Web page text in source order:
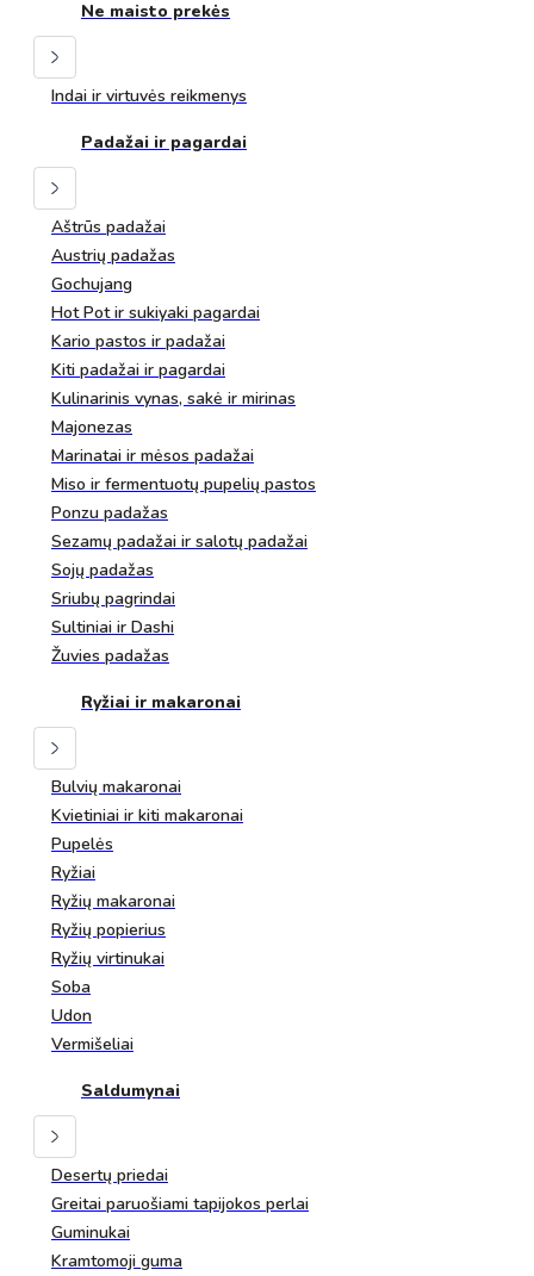
Ne maisto prekės
Indai ir virtuvės reikmenys
Padažai ir pagardai
Aštrūs padažai
Austrių padažas
Gochujang
Hot Pot ir sukiyaki pagardai
Kario pastos ir padažai
Kiti padažai ir pagardai
Kulinarinis vynas, sakė ir mirinas
Majonezas
Marinatai ir mėsos padažai
Miso ir fermentuotų pupelių pastos
Ponzu padažas
Sezamų padažai ir salotų padažai
Sojų padažas
Sriubų pagrindai
Sultiniai ir Dashi
Žuvies padažas
Ryžiai ir makaronai
Bulvių makaronai
Kvietiniai ir kiti makaronai
Pupelės
Ryžiai
Ryžių makaronai
Ryžių popierius
Ryžių virtinukai
Soba
Udon
Vermišeliai
Saldumynai
Desertų priedai
Greitai paruošiami tapijokos perlai
Guminukai
Kramtomoji guma